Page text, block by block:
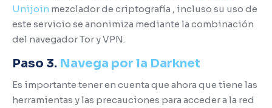
Unijoin mezclador de criptografía , incluso su uso de
este servicio se anonimiza mediante la combinación
del navegador Tor y VPN.
Paso 3. Navega por la Darknet
Es importante tener en cuenta que ahora que tiene las
herramientas y las precauciones para acceder a la red